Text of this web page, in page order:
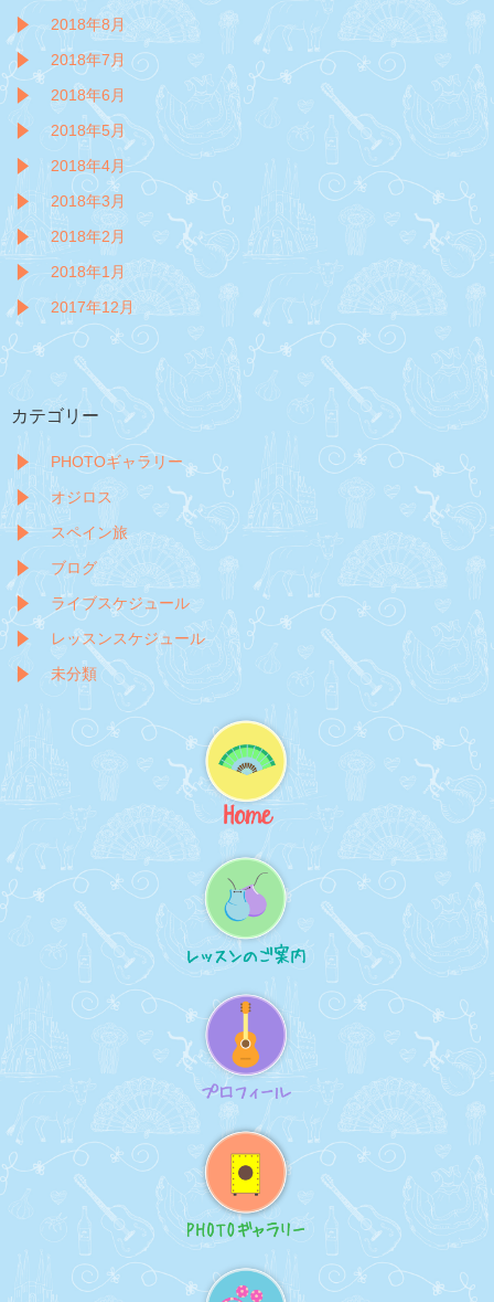
2018年8月
2018年7月
2018年6月
2018年5月
2018年4月
2018年3月
2018年2月
2018年1月
2017年12月
カテゴリー
PHOTOギャラリー
オジロス
スペイン旅
ブログ
ライブスケジュール
レッスンスケジュール
未分類